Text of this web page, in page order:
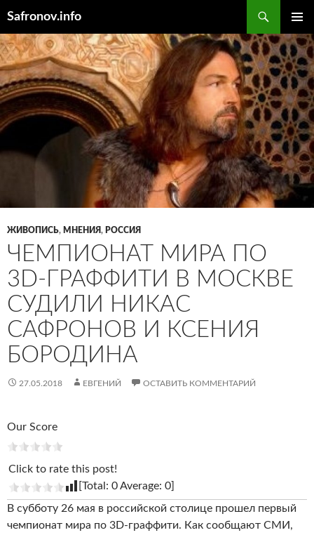
Safronov.info
МЕНЮ
К
СОДЕРЖИМОМУ
ЖИВОПИСЬ, МНЕНИЯ, РОССИЯ
ЧЕМПИОНАТ МИРА ПО
3D-ГРАФФИТИ В МОСКВЕ
СУДИЛИ НИКАС
САФРОНОВ И КСЕНИЯ
БОРОДИНА
27.05.2018 ЕВГЕНИЙ ОСТАВИТЬ КОММЕНТАРИЙ
Our Score
Click to rate this post!
[Total: 0Average: 0]
В субботу 26 мая в российской столице прошел первый
чемпионат мира по 3D-граффити. Как сообщают СМИ,